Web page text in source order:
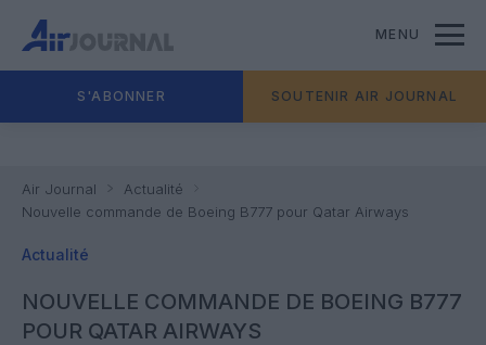
MENU
S'ABONNER SOUTENIR AIR JOURNAL
Air Journal
Actualité
Nouvelle commande de Boeing B777 pour Qatar Airways
Actualité
NOUVELLE COMMANDE DE BOEING B777
POUR QATAR AIRWAYS